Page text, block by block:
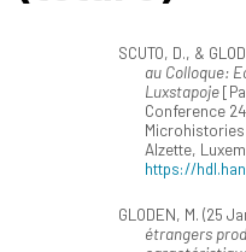
SCUTO, D., &
au Colloque:
Luxstapoje
Conference
Alzette,
https://
GLODEN, M. (25
étrangers